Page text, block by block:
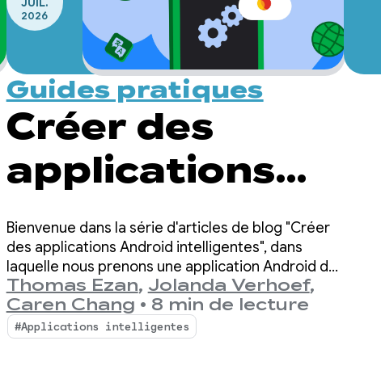
2026
Guides pratiques
Créer des
applications
Android
intelligentes :
inférence cloud
et hybride
Bienvenue dans la série d'articles de blog "Créer
des applications Android intelligentes", dans
laquelle nous prenons une application Android de
base et la transformons en une expérience
personnalisée, intelligente et agentique.
Thomas Ezan, Jolanda Verhoef,
Caren Chang • 8 min de lecture
#Applications intelligentes